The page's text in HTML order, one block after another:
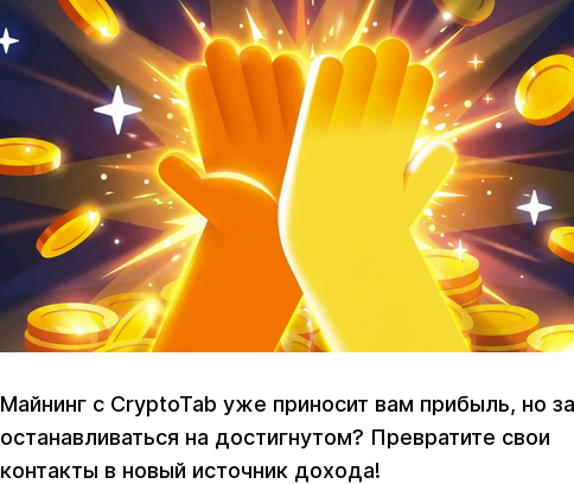
Майнинг с CryptoTab уже приносит вам прибыль, но
останавливаться на достигнутом? Превратите свои
контакты в новый источник дохода!